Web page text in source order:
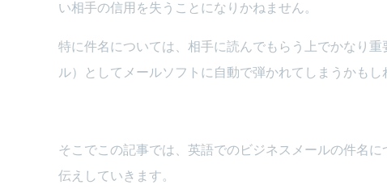
い相手の信用を失うことになりかねません。
特に件名については、相手に読んでもらう上でかなり
ル）としてメールソフトに自動で弾かれてしまうかもし
そこでこの記事では、英語でのビジネスメールの件名
伝えしていきます。